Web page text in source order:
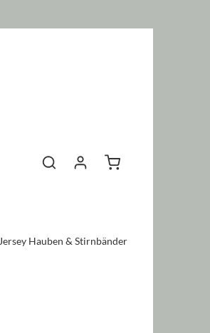
Warenkorb enthält 0
Jersey Hauben & Stirnbänder